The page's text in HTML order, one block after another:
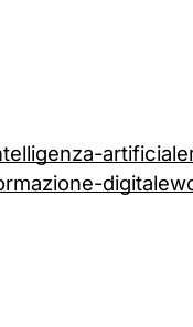
artificiale
digitale
izklopiti v naših
za storitve.
lahko merimo in
in najmanj priljubljene